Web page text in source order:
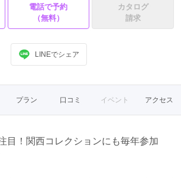
電話で予約
（無料）
カタログ
請求
LINEでシェア
プラン 口コミ イベント アクセス
目！関西コレクションにも毎年参加